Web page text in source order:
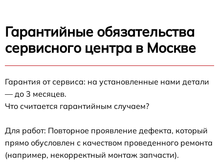
Гарантийные обязательства
сервисного центра в Москве
Гарантия от сервиса: на установленные нами детали
— до 3 месяцев.
Что считается гарантийным случаем?
Для работ: Повторное проявление дефекта, который
прямо обусловлен с качеством проведенного ремонта
(например, некорректный монтаж запчасти).